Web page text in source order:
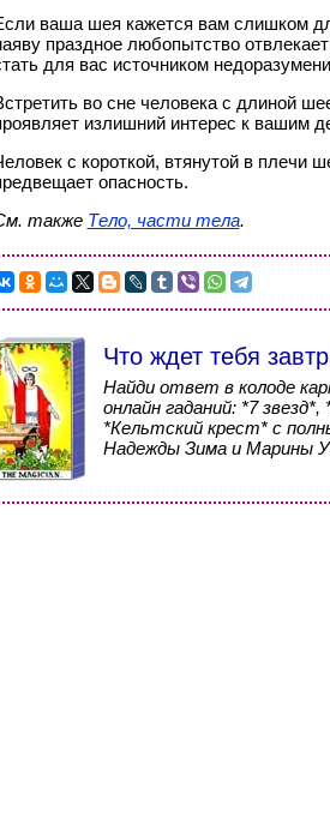
ваша шея кажется вам слишком
праздное любопытство
для вас источником
во сне человека с длиной
излишний интерес к вашим
с короткой, втянутой в плечи
опасность.
также Тело, части тела.
Что ждет тебя
Найди ответ в колоде
онлайн гаданий: *7
*Кельтский крест* с
Надежды Зима и Марины